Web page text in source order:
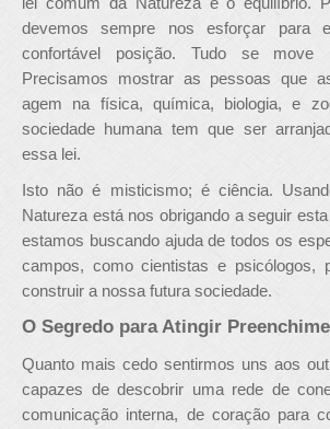
devemos sempre nos esforçar para
confortável posição. Tudo se move
Precisamos mostrar as pessoas que
agem na física, química, biologia, e
sociedade humana tem que ser
essa lei.
Isto não é misticismo; é ciência.
Natureza está nos obrigando a seguir
estamos buscando ajuda de todos os
campos, como cientistas e psicólogos,
construir a nossa futura sociedade.
O Segredo para Atingir
Quanto mais cedo sentirmos uns aos
capazes de descobrir uma rede de
comunicação interna, de coração para